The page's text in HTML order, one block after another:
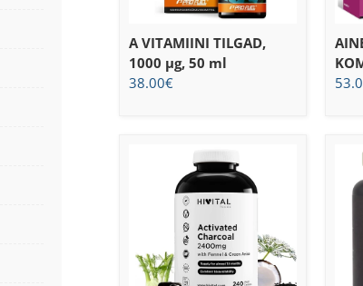
A VITAMIINI TILGAD,
1000 μg, 50 ml
38.00€